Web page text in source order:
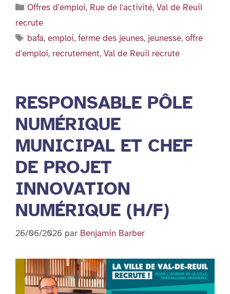
Catégories
Offres d'emploi, Rue de l'activité,Val de Reuil
recrute
Étiquettes
bafa,emploi,ferme des jeunes, jeunesse,offre
d'emploi, recrutement, Val de Reuil recrute
RESPONSABLE PÔLE
NUMÉRIQUE
MUNICIPAL ET CHEF
DE PROJET
INNOVATION
NUMÉRIQUE (H/F)
26/06/2026 par Benjamin Barber